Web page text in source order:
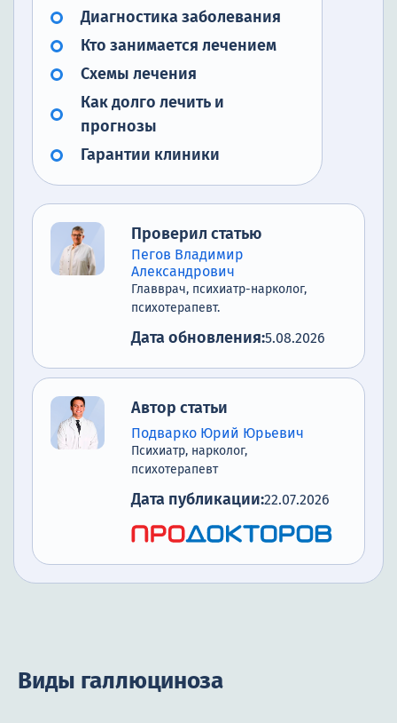
Диагностика заболевания
Кто занимается лечением
Схемы лечения
Как долго лечить и
прогнозы
Гарантии клиники
Проверил статью
Пегов Владимир
Александрович
Главврач, психиатр-нарколог,
психотерапевт.
Дата обновления:5.08.2026
Автор статьи
Подварко Юрий Юрьевич
Психиатр, нарколог,
психотерапевт
Дата публикации:22.07.2026
Виды галлюциноза